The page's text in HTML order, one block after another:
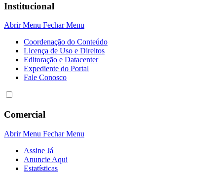
Institucional
Abrir Menu Fechar Menu
Coordenação do Conteúdo
Licença de Uso e Direitos
Editoração e Datacenter
Expediente do Portal
Fale Conosco
Comercial
Abrir Menu Fechar Menu
Assine Já
Anuncie Aqui
Estatísticas